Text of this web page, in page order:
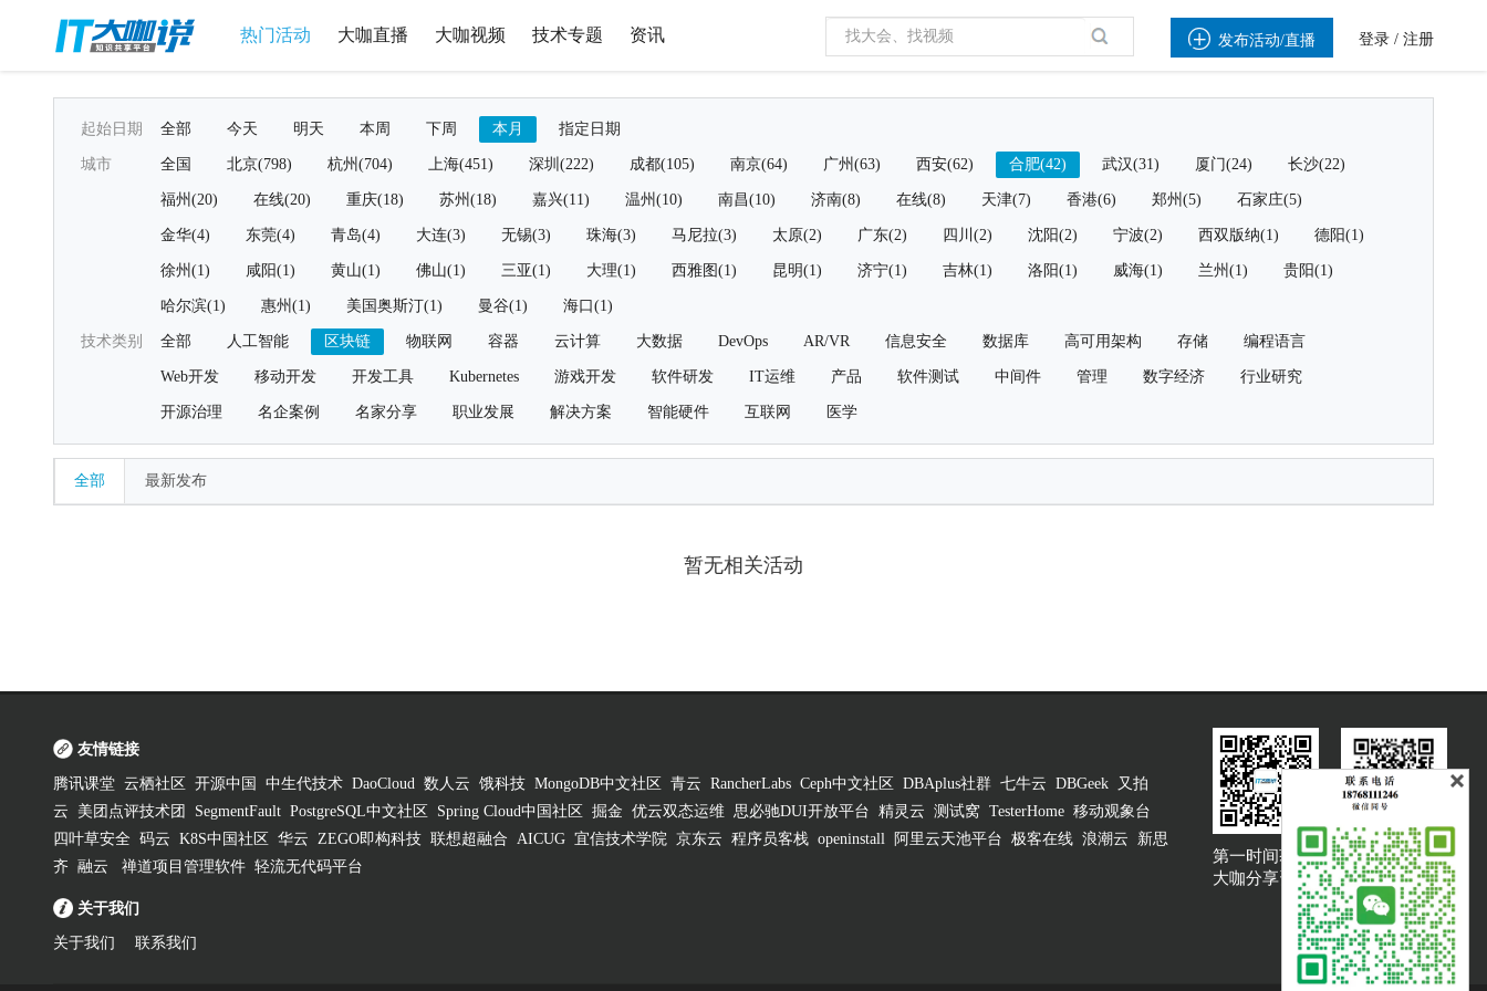
热门活动 大咖直播 大咖视频 技术专题 资讯  发布活动/直播 登录 / 注册
起始日期 全部 今天 明天 本周 下周 本月 指定日期
城市 全国 北京(798) 杭州(704) 上海(451) 深圳(222) 成都(105) 南京(64) 广州(63) 西安(62) 合肥(42) 武汉(31) 厦门(24) 长沙(22)
福州(20) 在线(20) 重庆(18) 苏州(18) 嘉兴(11) 温州(10) 南昌(10) 济南(8) 在线(8) 天津(7) 香港(6) 郑州(5) 石家庄(5)
金华(4) 东莞(4) 青岛(4) 大连(3) 无锡(3) 珠海(3) 马尼拉(3) 太原(2) 广东(2) 四川(2) 沈阳(2) 宁波(2) 西双版纳(1) 德阳(1)
徐州(1) 咸阳(1) 黄山(1) 佛山(1) 三亚(1) 大理(1) 西雅图(1) 昆明(1) 济宁(1) 吉林(1) 洛阳(1) 威海(1) 兰州(1) 贵阳(1)
哈尔滨(1) 惠州(1) 美国奥斯汀(1) 曼谷(1) 海口(1)
技术类别 全部 人工智能 区块链 物联网 容器 云计算 大数据 DevOps AR/VR 信息安全 数据库 高可用架构 存储 编程语言
Web开发 移动开发 开发工具 Kubernetes 游戏开发 软件研发 IT运维 产品 软件测试 中间件 管理 数字经济 行业研究
开源治理 名企案例 名家分享 职业发展 解决方案 智能硬件 互联网 医学
全部 最新发布
暂无相关活动
友情链接
腾讯课堂 云栖社区 开源中国 中生代技术 DaoCloud 数人云 饿科技 MongoDB中文社区 青云 RancherLabs Ceph中文社区 DBAplus社群 七牛云 DBGeek
又拍
云
美团点评技术团 SegmentFault PostgreSQL中文社区 Spring Cloud中国社区 掘金 优云双态运维 思必驰DUI开放平台 精灵云 测试窝 TesterHome 移动观象台
四叶草安全 码云 K8S中国社区 华云 ZEGO即构科技 联想超融合 AICUG 宜信技术学院 京东云 程序员客栈 openinstall 阿里云天池平台 极客在线 浪潮云
新思
齐 融云 禅道项目管理软件 轻流无代码平台
关于我们
关于我们 联系我们
第一时间获取
大咖分享资讯
大咖说吐槽客服